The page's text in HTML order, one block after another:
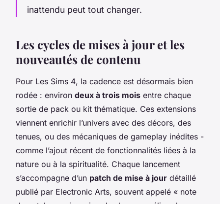
inattendu peut tout changer.
Les cycles de mises à jour et les
nouveautés de contenu
Pour Les Sims 4, la cadence est désormais bien
rodée : environ deux à trois mois entre chaque
sortie de pack ou kit thématique. Ces extensions
viennent enrichir l’univers avec des décors, des
tenues, ou des mécaniques de gameplay inédites -
comme l’ajout récent de fonctionnalités liées à la
nature ou à la spiritualité. Chaque lancement
s’accompagne d’un patch de mise à jour détaillé
publié par Electronic Arts, souvent appelé « note